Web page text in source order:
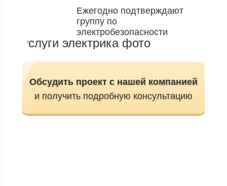
Ежегодно подтверждают
группу по
электробезопасности
Обсудить проект с нашей компанией
и получить подробную консультацию